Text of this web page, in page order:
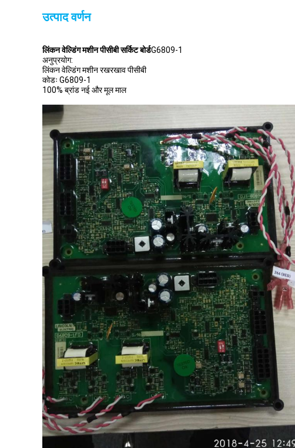
उत्पाद वर्णन
लिंकन वेल्डिंग मशीन पीसीबी सर्किट बोर्डG6809-1
अनुप्रयोग:
लिंकन वेल्डिंग मशीन रखरखाव पीसीबी
कोडः G6809-1
100% ब्रांड नई और मूल माल